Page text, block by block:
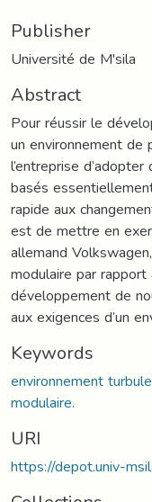
Publisher
Université de M'sila
Abstract
Pour réussir le
un environnement
l’entreprise
basés
rapide aux
est de mettre en
allemand
modulaire par
développement de
aux exigences d’un
Keywords
environnement
modulaire.
URI
https://depot.univ-